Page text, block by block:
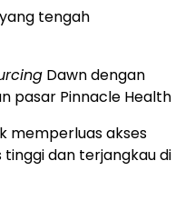
tengah
Dawn dengan
pasar Pinnacle Health
memperluas akses
dan terjangkau di